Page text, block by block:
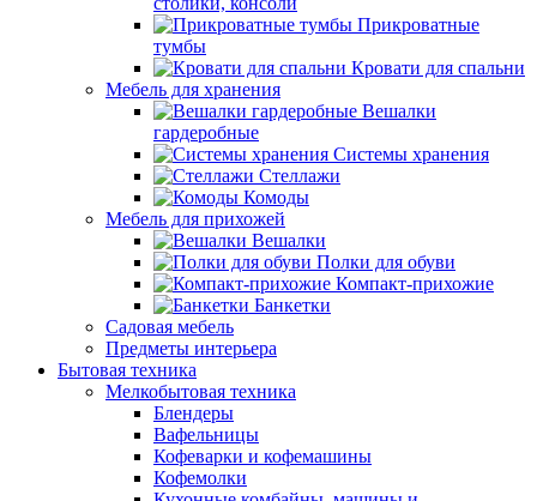
Прикроватные
тумбы
Кровати для спальни
Мебель для хранения
Вешалки
гардеробные
Системы хранения
Стеллажи
Комоды
Мебель для прихожей
Вешалки
Полки для обуви
Компакт-прихожие
Банкетки
Садовая мебель
Предметы интерьера
Бытовая техника
Мелкобытовая техника
Блендеры
Вафельницы
Кофеварки и кофемашины
Кофемолки